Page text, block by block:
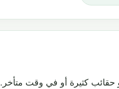
حقائب كثيرة أو في وقت متأخر.